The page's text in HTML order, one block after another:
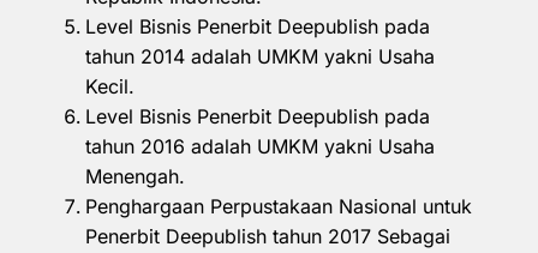
Level Bisnis Penerbit Deepublish pada
tahun 2014 adalah UMKM yakni Usaha
Kecil.
Level Bisnis Penerbit Deepublish pada
tahun 2016 adalah UMKM yakni Usaha
Menengah.
Penghargaan Perpustakaan Nasional untuk
Penerbit Deepublish tahun 2017 Sebagai